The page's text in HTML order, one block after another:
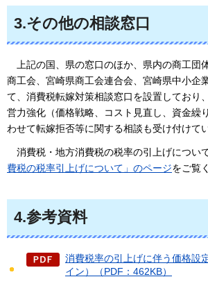
3.その他の相談窓口
上記の国
、県の窓口のほか、県内の商工団
商工会、宮崎県商工会連合会、宮崎県中小企
て、消費税転嫁対策相談窓口を設置しており
営力強化（価格戦略、コスト見直し、資金繰
わせて転嫁拒否等に関する相談も受け付けて
消費税 ・地方消費税の税率の引上げについ
費税の税率引上げについて」のページをご覧
4.参考資料
消費税率の引上げに伴う価格設
イン）（PDF：462KB）